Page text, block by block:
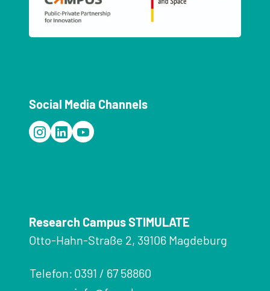
Social Media Channels
Research Campus STIMULATE
Otto-Hahn-Straße 2, 39106 Magdeburg
Telefon: 0391 / 67 58860